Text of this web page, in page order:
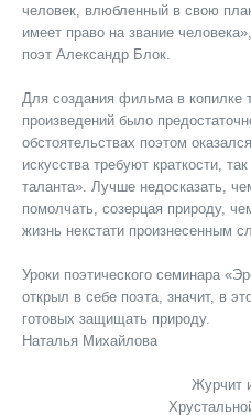
человек, влюбленный в свою
имеет право на звание
поэт Александр Блок.
Для создания фильма в копилке
произведений было
обстоятельствах поэтом
искусства требуют краткости,
таланта». Лучше недосказать,
помолчать, созерцая природу,
жизнь некстати произнесенным
Уроки поэтического семинара
открыл в себе поэта, значит, в
готовых защищать природу.
Наталья Михайлова
Журчит